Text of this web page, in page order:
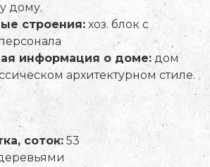
дому.
строения: хоз. блок с
информация о доме: дом
архитектурном стиле.
соток:53